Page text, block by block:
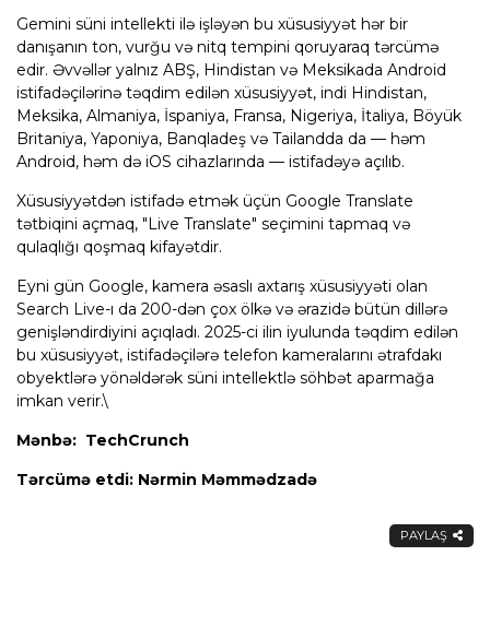
Gemini süni intellekti ilə işləyən bu xüsusiyyət hər bir
danışanın ton, vurğu və nitq tempini qoruyaraq tərcümə
edir. Əvvəllər yalnız ABŞ, Hindistan və Meksikada Android
istifadəçilərinə təqdim edilən xüsusiyyət, indi Hindistan,
Meksika, Almaniya, İspaniya, Fransa, Nigeriya, İtaliya, Böyük
Britaniya, Yaponiya, Banqladeş və Tailandda da — həm
Android, həm də iOS cihazlarında — istifadəyə açılıb.
Xüsusiyyətdən istifadə etmək üçün Google Translate
tətbiqini açmaq, "Live Translate" seçimini tapmaq və
qulaqlığı qoşmaq kifayətdir.
Eyni gün Google, kamera əsaslı axtarış xüsusiyyəti olan
Search Live-ı da 200-dən çox ölkə və ərazidə bütün dillərə
genişləndirdiyini açıqladı. 2025-ci ilin iyulunda təqdim edilən
bu xüsusiyyət, istifadəçilərə telefon kameralarını ətrafdakı
obyektlərə yönəldərək süni intellektlə söhbət aparmağa
imkan verir.\
Mənbə: TechCrunch
Tərcümə etdi: Nərmin Məmmədzadə
PAYLAŞ